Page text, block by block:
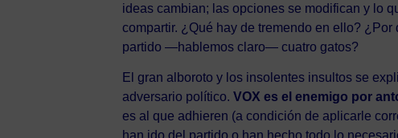
ideas cambian; las opciones se modifican y lo
compartir. ¿Qué hay de tremendo en ello?
partido —hablemos claro— cuatro gatos?
El gran alboroto y los insolentes insultos se
adversario político. VOX es el enemigo por
es al que adhieren (a condición de aplicarle